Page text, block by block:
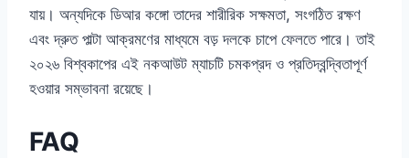
যায়। অন্যদিকে ডিআর কঙ্গো তাদের শারীরিক সক্ষমতা, সংগঠিত রক্ষণ
এবং দ্রুত পাল্টা আক্রমণের মাধ্যমে বড় দলকে চাপে ফেলতে পারে। তাই
২০২৬ বিশ্বকাপের এই নকআউট ম্যাচটি চমকপ্রদ ও প্রতিদ্বন্দ্বিতাপূর্ণ
হওয়ার সম্ভাবনা রয়েছে।
FAQ